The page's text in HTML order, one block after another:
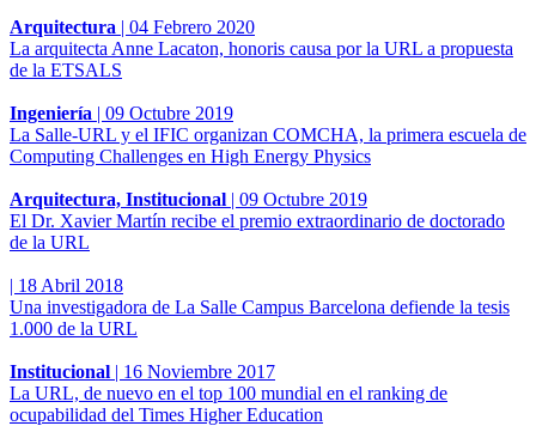
Arquitectura | 04 Febrero 2020
La arquitecta Anne Lacaton, honoris causa por la URL a propuesta
de la ETSALS
Ingeniería | 09 Octubre 2019
La Salle-URL y el IFIC organizan COMCHA, la primera escuela de
Computing Challenges en High Energy Physics
Arquitectura, Institucional | 09 Octubre 2019
El Dr. Xavier Martín recibe el premio extraordinario de doctorado
de la URL
| 18 Abril 2018
Una investigadora de La Salle Campus Barcelona defiende la tesis
1.000 de la URL
Institucional | 16 Noviembre 2017
La URL, de nuevo en el top 100 mundial en el ranking de
ocupabilidad del Times Higher Education